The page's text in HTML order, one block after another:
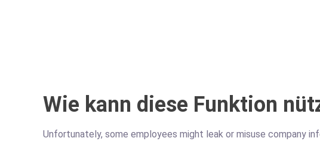
Wie kann diese Funktion
Unfortunately, some employees might leak or misuse company